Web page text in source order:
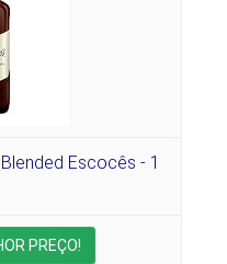
Escocês - 1
PREÇO!